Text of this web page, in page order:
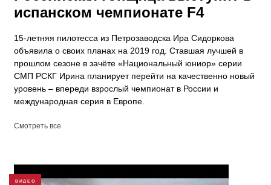
испанском чемпионате F4
15-летняя пилотесса из Петрозаводска Ира Сидоркова
объявила о своих планах на 2019 год. Ставшая лучшей в
прошлом сезоне в зачёте «Национальный юниор» серии
СМП РСКГ Ирина планирует перейти на качественно новый
уровень – впереди взрослый чемпионат в России и
международная серия в Европе.
Смотреть все
ВИДЕО